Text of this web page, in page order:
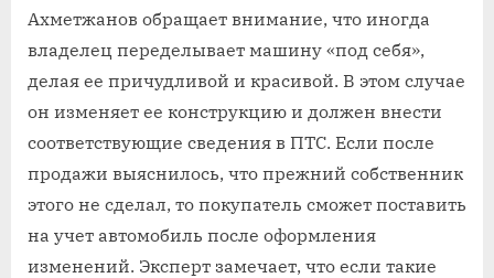
Ахметжанов обращает внимание, что иногда
владелец переделывает машину «под себя»,
делая ее причудливой и красивой. В этом случае
он изменяет ее конструкцию и должен внести
соответствующие сведения в ПТС. Если после
продажи выяснилось, что прежний собственник
этого не сделал, то покупатель сможет поставить
на учет автомобиль после оформления
изменений. Эксперт замечает, что если такие